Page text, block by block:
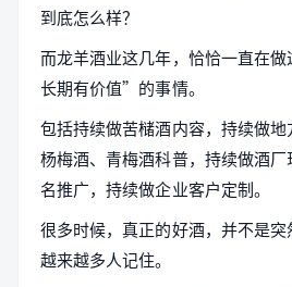
到底怎么样？
而龙羊酒业这几年，恰恰一直在
长期有价值”的事情。
包括持续做苦槠酒内容，持续做
杨梅酒、青梅酒科普，持续做酒
名推广，持续做企业客户定制。
很多时候，真正的好酒，并不是
越来越多人记住。